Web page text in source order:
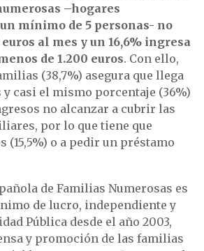
–hogares
mínimo de 5 personas- no
al mes y un 16,6% ingresa
de 1.200 euros. Con ello,
(38,7%) asegura que llega
y casi el mismo porcentaje (36%)
no alcanzar a cubrir las
por lo que tiene que
o a pedir un préstamo
de Familias Numerosas es
de lucro, independiente y
Pública desde el año 2003,
y promoción de las familias